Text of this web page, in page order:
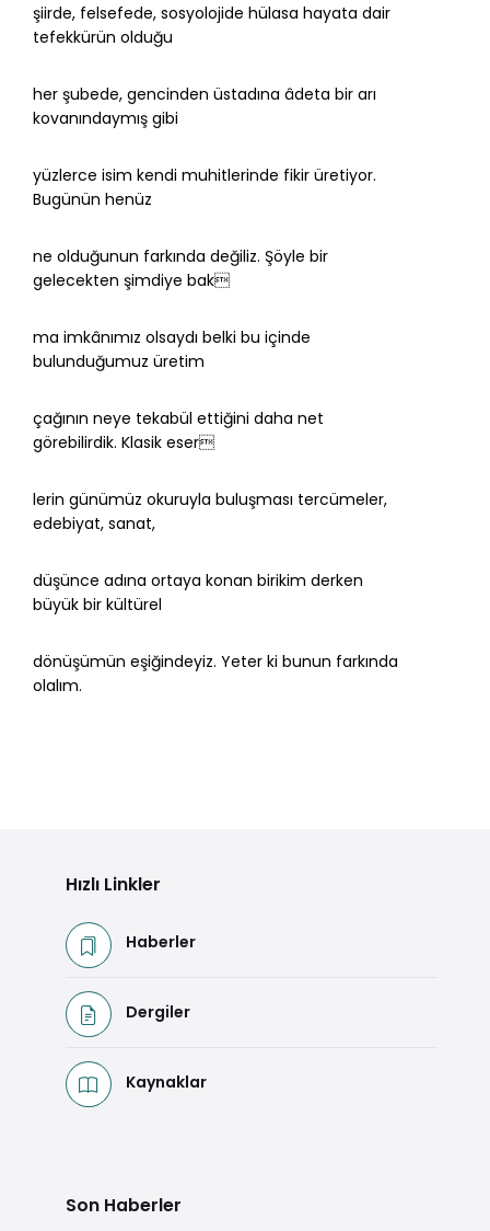
şiirde, felsefede, sosyolojide hülasa hayata dair
tefekkürün olduğu
her şubede, gencinden üstadına âdeta bir arı
kovanındaymış gibi
yüzlerce isim kendi muhitlerinde fikir üretiyor.
Bugünün henüz
ne olduğunun farkında değiliz. Şöyle bir
gelecekten şimdiye bak
ma imkânımız olsaydı belki bu içinde
bulunduğumuz üretim
çağının neye tekabül ettiğini daha net
görebilirdik. Klasik eser
lerin günümüz okuruyla buluşması tercümeler,
edebiyat, sanat,
düşünce adına ortaya konan birikim derken
büyük bir kültürel
dönüşümün eşiğindeyiz. Yeter ki bunun farkında
olalım.
Hızlı Linkler
Haberler
Dergiler
Kaynaklar
Son Haberler